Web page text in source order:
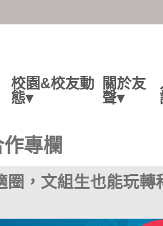
識與情感交流的平台
校園&校友動
態▾
關於友
聲▾
專欄
圈，文組生也能玩